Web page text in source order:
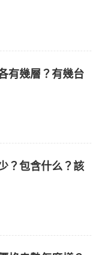
有幾層？有幾台
？包含什么？該